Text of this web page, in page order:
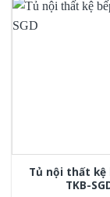
Tủ nội thất kệ
TKB-